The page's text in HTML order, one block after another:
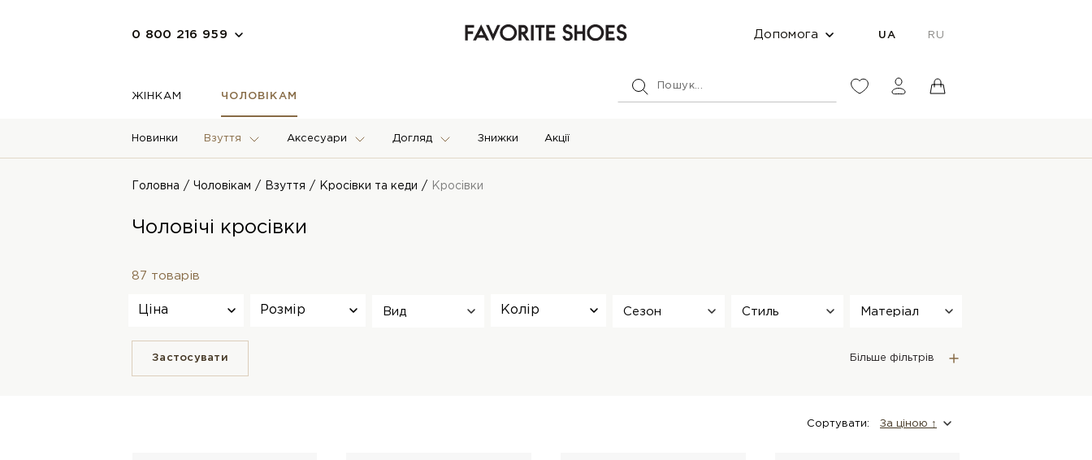
0 800 216 959 Допомога UA RU
ЖІНКАМ ЧОЛОВІКАМ
Новинки Взуття Аксесуари Догляд Знижки Акції
Головна Чоловікам Взуття Кросівки та кеди Кросівки
Чоловічі кросівки
87 товарів
Ціна Розмір Вид Колір Сезон Стиль Матеріал
Застосувати Більше фільтрів
Сортувати: За цiною ↑